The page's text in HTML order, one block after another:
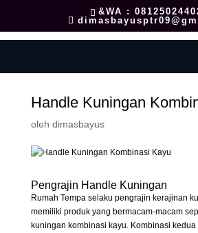
&WA :
Handle Kuningan
oleh dimasbayus
Pengrajin Handle Kuningan
Rumah Tempa selaku pengrajin kerajinan
memiliki produk yang bermacam-macam
kuningan kombinasi kayu. Kombinasi